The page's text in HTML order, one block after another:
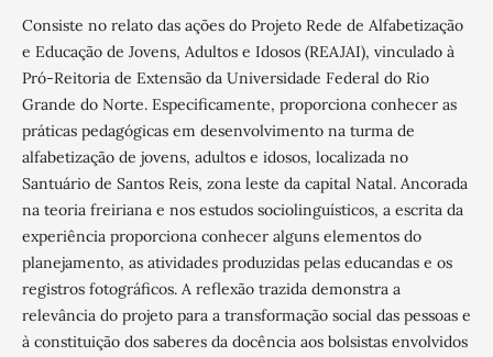
Consiste no relato das ações do Projeto Rede de Alfabetização
e Educação de Jovens, Adultos e Idosos (REAJAI), vinculado à
Pró-Reitoria de Extensão da Universidade Federal do Rio
Grande do Norte. Especificamente, proporciona conhecer as
práticas pedagógicas em desenvolvimento na turma de
alfabetização de jovens, adultos e idosos, localizada no
Santuário de Santos Reis, zona leste da capital Natal. Ancorada
na teoria freiriana e nos estudos sociolinguísticos, a escrita da
experiência proporciona conhecer alguns elementos do
planejamento, as atividades produzidas pelas educandas e os
registros fotográficos. A reflexão trazida demonstra a
relevância do projeto para a transformação social das pessoas e
à constituição dos saberes da docência aos bolsistas envolvidos